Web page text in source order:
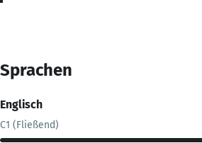
Sprachen
Englisch
C1 (Fließend)